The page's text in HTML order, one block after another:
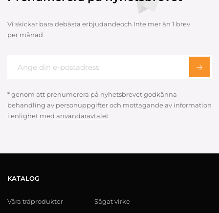
Vi skickar bara debästa erbjudandeoch Inte mer än 1 brev
per månad
* genom att prenumerera på nyhetsbrevet godkänna
behandling av personuppgifter och mottagande av information
i enlighet med användaravtalet
KATALOG
Våra träprodukter Sågat virke